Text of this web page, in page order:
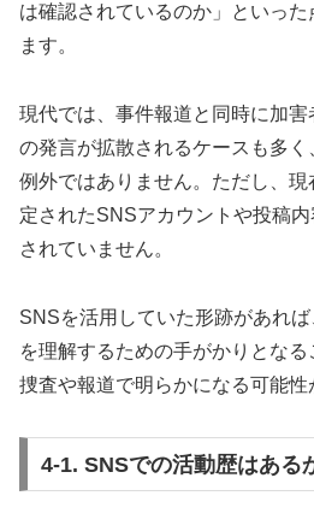
は確認されているのか」といっ
ます。
現代では、事件報道と同時に加
の発言が拡散されるケースも多
例外ではありません。ただし、
定されたSNSアカウントや投稿
されていません。
SNSを活用していた形跡があれ
を理解するための手がかりとな
捜査や報道で明らかになる可能性
4-1. SNSでの活動歴はある